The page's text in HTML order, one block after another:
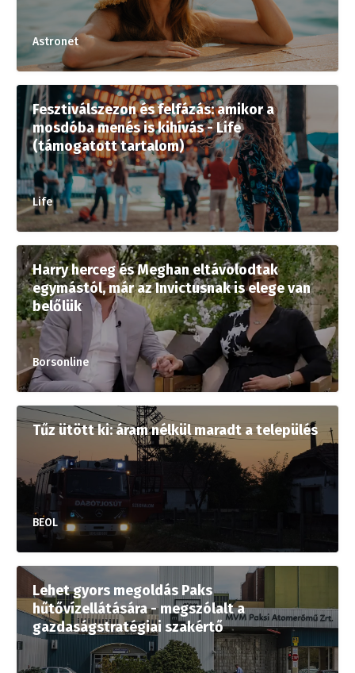
Astronet
Fesztiválszezon és felfázás: amikor a
mosdóba menés is kihívás - Life
(támogatott tartalom)
Life
Harry herceg és Meghan eltávolodtak
egymástól, már az Invictusnak is elege van
belőlük
Borsonline
Tűz ütött ki: áram nélkül maradt a település
BEOL
Lehet gyors megoldás Paks
hűtővízellátására - megszólalt a
gazdaságstratégiai szakértő